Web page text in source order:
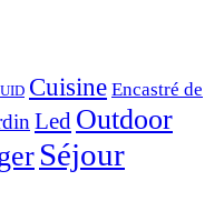
Cuisine Encastré de
Led Outdoor
Séjour